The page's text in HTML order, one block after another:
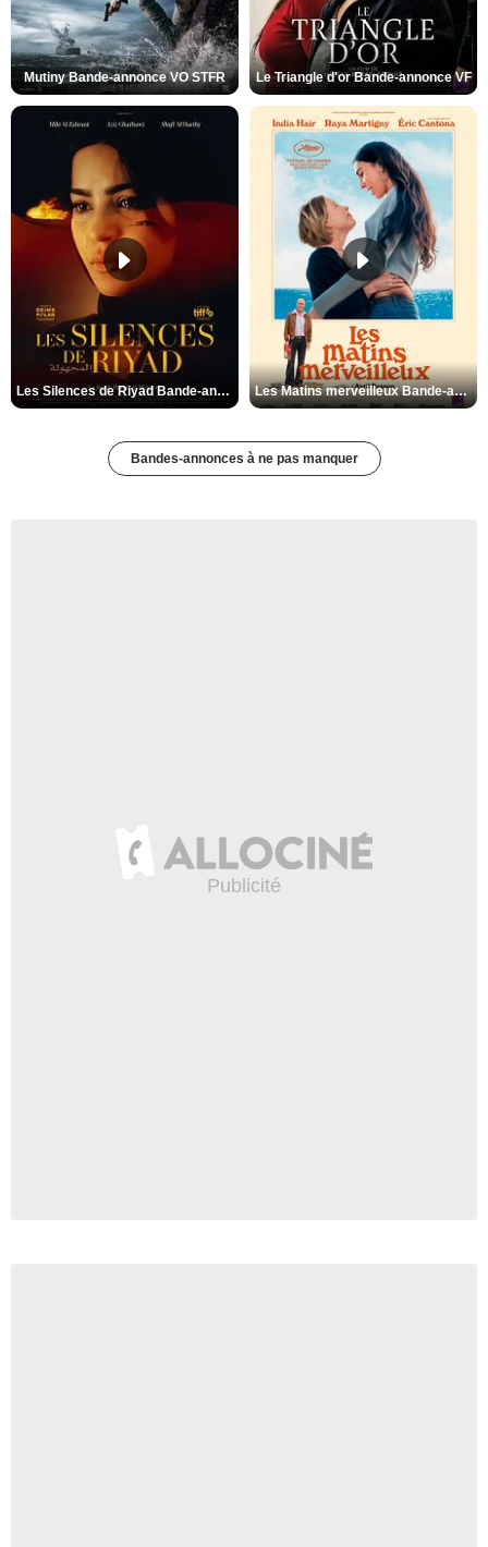
Mutiny Bande-annonce VO STFR Le Triangle d'or Bande-annonce VF
Les Silences de Riyad Bande-annonce VO STFR Les Matins merveilleux Bande-annonce VF
Bandes-annonces à ne pas manquer